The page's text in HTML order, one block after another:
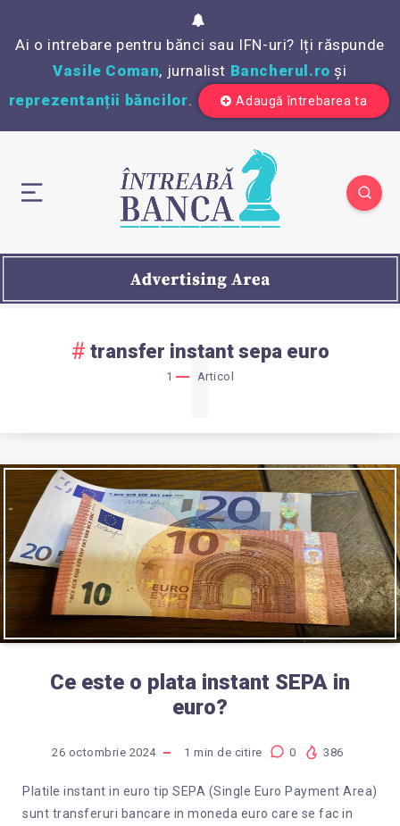
Ai o intrebare pentru bănci sau IFN-uri? Iți răspunde
Vasile Coman, jurnalist Bancherul.ro și
reprezentanții băncilor. Adaugă întrebarea ta
transfer instant sepa euro
1 Articol
1
Ce este o plata instant SEPA in
euro?
26 octombrie 2024 1 min de citire 0 386
Platile instant in euro tip SEPA (Single Euro Payment Area)
sunt transferuri bancare in moneda euro care se fac in